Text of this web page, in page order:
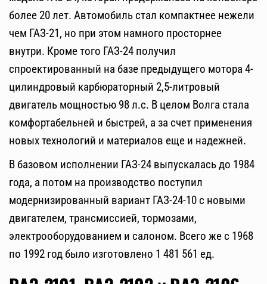
более 20 лет. Автомобиль стал компактнее нежели
чем ГАЗ-21, но при этом намного просторнее
внутри. Кроме того ГАЗ-24 получил
спроектированный на базе предыдущего мотора 4-
цилиндровый карбюраторный 2,5-литровый
двигатель мощностью 98 л.с. В целом Волга стала
комфортабельней и быстрей, а за счет применения
новых технологий и материалов еще и надежней.
В базовом исполнении ГАЗ-24 выпускалась до 1984
года, а потом на производство поступил
модернизированный вариант ГАЗ-24-10 с новыми
двигателем, трансмиссией, тормозами,
электрооборудованием и салоном. Всего же с 1968
по 1992 год было изготовлено 1 481 561 ед.